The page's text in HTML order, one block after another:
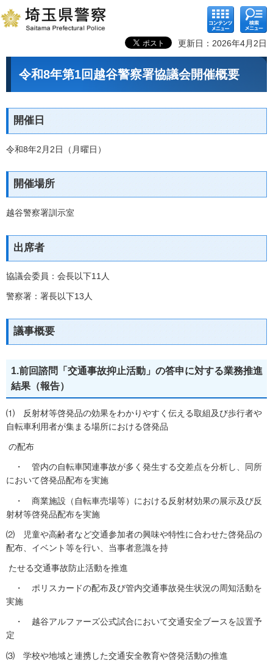
コンテ
ンツメ
ニュー
検索メ
ニュー
更新日：2026年4月2日
令和8年第1回越谷警察署協議会開催概要
開催日
令和8年2月2日（月曜日）
開催場所
越谷警察署訓示室
出席者
協議会委員：会長以下11人
警察署：署長以下13人
議事概要
1.前回諮問「交通事故抑止活動」の答申に対する業務推進
結果（報告）
⑴ 反射材等啓発品の効果をわかりやすく伝える取組及び歩行者や
自転車利用者が集まる場所における啓発品
の配布
・ 管内の自転車関連事故が多く発生する交差点を分析し、同所
において啓発品配布を実施
・ 商業施設（自転車売場等）における反射材効果の展示及び反
射材等啓発品配布を実施
⑵ 児童や高齢者など交通参加者の興味や特性に合わせた啓発品の
配布、イベント等を行い、当事者意識を持
たせる交通事故防止活動を推進
・ ポリスカードの配布及び管内交通事故発生状況の周知活動を
実施
・ 越谷アルファーズ公式試合において交通安全ブースを設置予
定
⑶ 学校や地域と連携した交通安全教育や啓発活動の推進